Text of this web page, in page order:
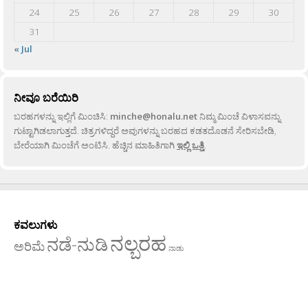
24
25 26 27 28 29
30
31
« Jul
ನೀವೂ ಬರೆಯಿರಿ
ಬರಹಗಳನ್ನು ಇಲ್ಲಿಗೆ ಮಿಂಚಿಸಿ: minche@honalu.netನಿಮ್ಮ ಮಿಂಚೆ ವಿಳಾಸವನ್ನು
ಗುಟ್ಟಾಗಿಡಲಾಗುತ್ತದೆ. ಚಿತ್ರಗಳಿದ್ದರೆ ಅವುಗಳನ್ನು ಬರಹದ ಕಡತದೊಡನೆ ಸೇರಿಸಬೇಡಿ,
ಬೇರೆಯಾಗಿ ಮಿಂಚೆಗೆ ಅಂಟಿಸಿ. ಹೆಚ್ಚಿನ ಮಾಹಿತಿಗಾಗಿಇಲ್ಲಿ ಒತ್ತಿ.
ಕವಲುಗಳು
ಅರಿಮೆನಡೆ-ನುಡಿನಲ್ಬರಹ ನಾಡು